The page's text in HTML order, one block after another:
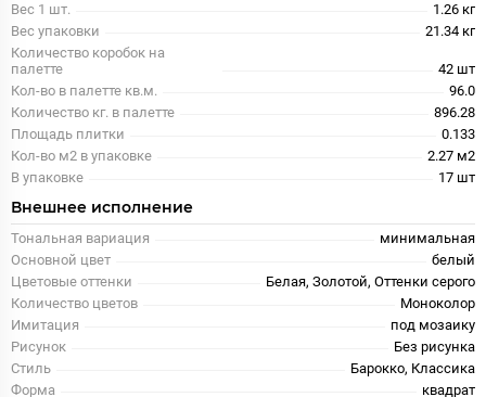
Вес 1 шт.
1.26 кг
Вес упаковки
21.34 кг
Количество коробок на
палетте
42 шт
Кол-во в палетте кв.м.
96.0
Количество кг. в палетте
896.28
Площадь плитки
0.133
Кол-во м2 в упаковке
2.27 м2
В упаковке
17 шт
Внешнее исполнение
Тональная вариация
минимальная
Основной цвет
белый
Цветовые оттенки
Белая, Золотой, Оттенки серого
Количество цветов
Моноколор
Имитация
под мозаику
Рисунок
Без рисунка
Стиль
Барокко, Классика
Форма
квадрат